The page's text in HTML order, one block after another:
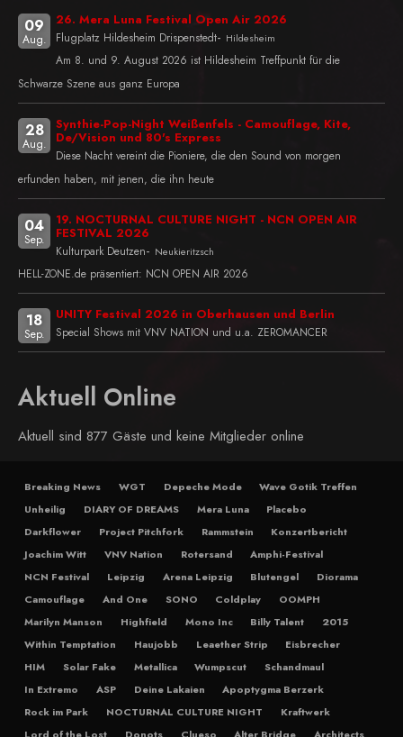
09
Aug.
26. Mera Luna Festival Open Air 2026
Flugplatz Hildesheim Drispenstedt- Hildesheim
Am 8. und 9. August 2026 ist Hildesheim Treffpunkt für die
Schwarze Szene aus ganz Europa
28
Aug.
Synthie-Pop-Night Weißenfels - Camouflage, Kite,
De/Vision und 80's Express
Diese Nacht vereint die Pioniere, die den Sound von morgen
erfunden haben, mit jenen, die ihn heute
04
Sep.
19. NOCTURNAL CULTURE NIGHT - NCN OPEN AIR
FESTIVAL 2026
Kulturpark Deutzen- Neukieritzsch
HELL-ZONE.de präsentiert: NCN OPEN AIR 2026
18
Sep.
UNITY Festival 2026 in Oberhausen und Berlin
Special Shows mit VNV NATION und u.a. ZEROMANCER
Aktuell Online
Aktuell sind 877 Gäste und keine Mitglieder online
Breaking News WGT Depeche Mode
Wave Gotik Treffen
Unheilig
DIARY OF DREAMS Mera Luna
Placebo
Darkflower
Project Pitchfork Rammstein
Konzertbericht
Joachim Witt
VNV Nation Rotersand
Amphi-Festival
NCN Festival
Leipzig Arena Leipzig Blutengel
Diorama
Camouflage
And One SONO Coldplay
OOMPH
Marilyn Manson
Highfield Mono Inc Billy Talent
2015
Within Temptation
Haujobb Leaether Strip
Eisbrecher
HIM
Solar Fake Metallica Wumpscut
Schandmaul
In Extremo
ASP Deine Lakaien
Apoptygma Berzerk
Rock im Park
NOCTURNAL CULTURE NIGHT
Kraftwerk